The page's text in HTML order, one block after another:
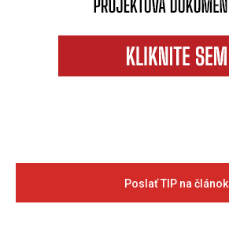
Poslať TIP na článok